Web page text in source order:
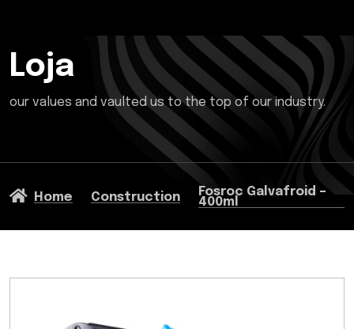
Loja
our values and vaulted us to the top of our industry.
Home Construction Fosroc Galvafroid –
400ml